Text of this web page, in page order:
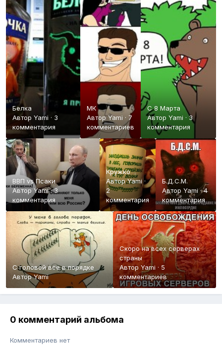
Белка
Автор Yami · 3
комментария
МК
АвторYami· 7
комментариев
С 8 Марта
Автор Yami ·3
комментария
ВВП vs Псаки
АвторYami·3
комментария
Кружко
АвторYami·
2
комментария
Б.Д.С.М.
Автор Yami·4
комментария
С головой все в порядке
АвторYami
Скоро на всех серверах
страны
Автор Yami · 5
комментариев
0 комментарий альбома
Комментариев нет